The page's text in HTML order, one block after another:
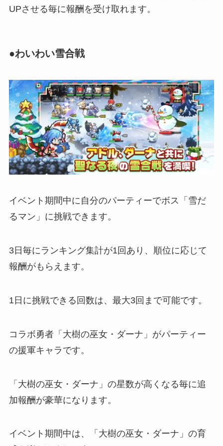
UPさせる毎に報酬を受け取れます。
●わいわい雪合戦
イベント期間中に自分のパーティーでボス「雪だ
るマン」に挑戦できます。
3日毎にランキング集計が1回あり、順位に応じて
報酬がもらえます。
1日に挑戦できる回数は、最大3回まで可能です。
コラボ勇者「大樹の巫女・ダーナ」がパーティー
の援軍キャラです。
「大樹の巫女・ダーナ」の星数が高くなる毎に追
加報酬が豪華になります。
イベント期間中は、「大樹の巫女・ダーナ」の育